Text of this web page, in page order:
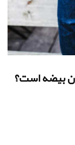
بیضه است؟